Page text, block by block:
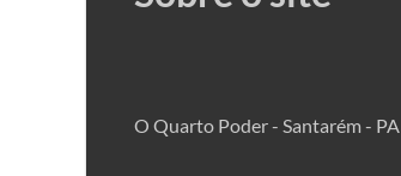
O Quarto Poder - Santarém - PA